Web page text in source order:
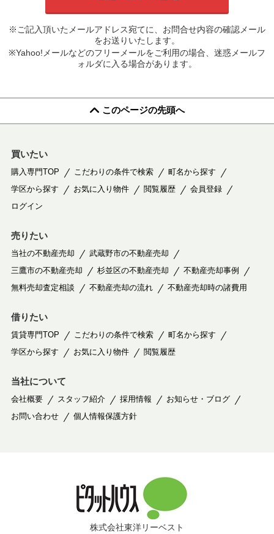
※ご記入頂いたメールアドレス宛てに、お問合せ内容の確認メール
をお送りいたします。
※Yahoo!メールなどのフリーメールをご利用の場合、迷惑メールフ
ォルダに入る場合があります。
このページの先頭へ
買いたい
購入専門TOP こだわりの条件で検索
町名から探す
学区から探す
お気に入り物件 閲覧履歴
会員登録
ログイン
売りたい
当社の不動産売却
武蔵野市の不動産売却
三鷹市の不動産売却
杉並区の不動産売却
不動産売却事例
無料売却査定相談
不動産売却の流れ 不動産売却時の諸費用
借りたい
賃貸専門TOP こだわりの条件で検索
町名から探す
学区から探す
お気に入り物件 閲覧履歴
当社について
会社概要 スタッフ紹介 採用情報
お知らせ・ブログ
お問い合わせ
個人情報保護方針
株式会社東洋リーベスト